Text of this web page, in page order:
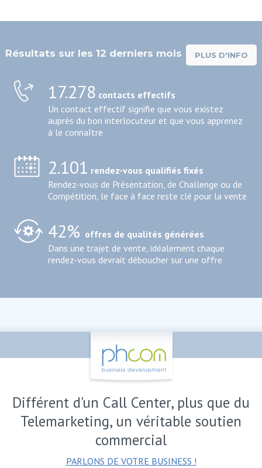
PLUS D'INFO
Résultats sur les 12 derniers mois
17.278 contacts effectifs
Un contact effectif signifie que vous existez
auprès du bon interlocuteur et que vous apprenez
à le connaître
2.101 rendez-vous qualifiés fixés
Rendez-vous de Présentation, de Challenge ou de
Compétition, le face à face reste clé pour la vente
42% offres de qualités générées
Dans une trajet de vente, idéalement chaque
rendez-vous devrait déboucher sur une offre
Différent d'un Call Center, plus que du
Telemarketing, un véritable soutien
commercial
PARLONS DE VOTRE BUSINESS !